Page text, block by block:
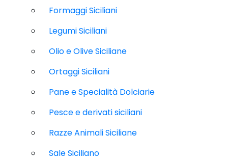
Formaggi Siciliani
Legumi Siciliani
Olio e Olive Siciliane
Ortaggi Siciliani
Pane e Specialità Dolciarie
Pesce e derivati siciliani
Razze Animali Siciliane
Sale Siciliano